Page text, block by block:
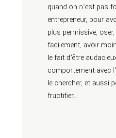
quand on n’est pas
entrepreneur, pour
plus permissive,
facilement, avoir
le fait d’être
comportement avec
le chercher, et aussi
fructifier.